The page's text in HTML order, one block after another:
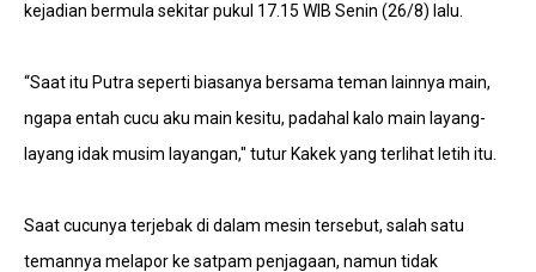
kejadian bermula sekitar pukul 17.15 WIB Senin (26/8) lalu.
“Saat itu Putra seperti biasanya bersama teman lainnya main,
ngapa entah cucu aku main kesitu, padahal kalo main layang-
layang idak musim layangan," tutur Kakek yang terlihat letih itu.
Saat cucunya terjebak di dalam mesin tersebut, salah satu
temannya melapor ke satpam penjagaan, namun tidak